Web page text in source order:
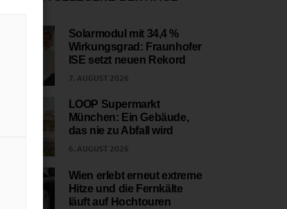
Solarmodul mit 34,4 %
Wirkungsgrad: Fraunhofer
ISE setzt neuen Rekord
7. AUGUST 2026
LOOP Supermarkt
München: Ein Gebäude,
das nie zu Abfall wird
6. AUGUST 2026
Wien erlebt erneut extreme
Hitze und die Fernkälte
läuft auf Hochtouren